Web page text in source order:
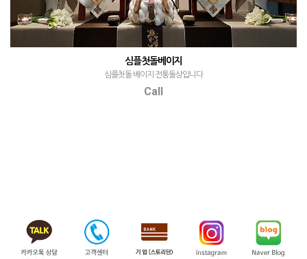
심플첫돌베이지
심플첫돌 베이지 전통돌상입니다
Call